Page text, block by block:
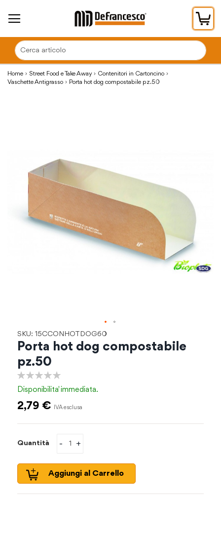
Home Street Food e Take Away
Contenitori in Cartoncino
Vaschette Antigrasso
Porta hot dog compostabile pz.50
SKU: 15CCONHOTDOG60
Porta hot dog compostabile
pz.50
Disponibilita'immediata.
2,79 €
Quantità +
-
Aggiungi al Carrello
immagini
all'inizio
galleria